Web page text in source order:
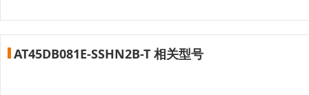
AT45DB081E-SSHN2B-T 相关型号